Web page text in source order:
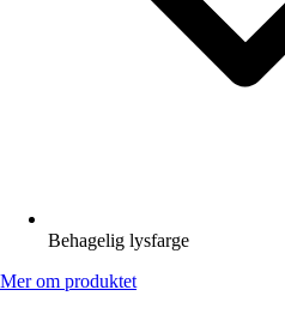
Behagelig lysfarge
Mer om produktet